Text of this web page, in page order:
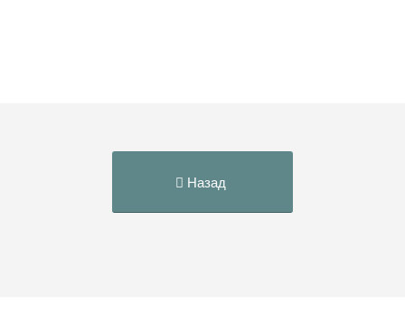
Назад